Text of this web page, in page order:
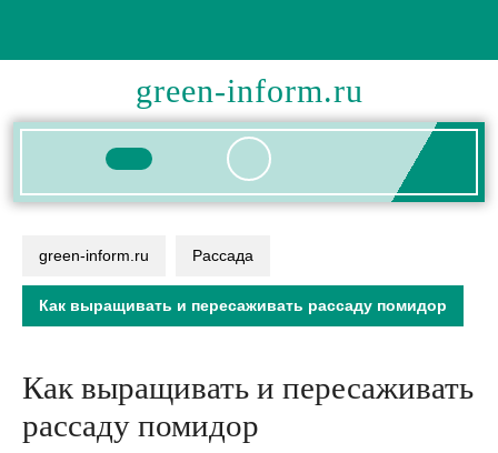
содержимому
green-inform.ru
Кнопка
green-inform.ru Рассада
Как выращивать и пересаживать рассаду помидор
Как выращивать и пересаживать
рассаду помидор